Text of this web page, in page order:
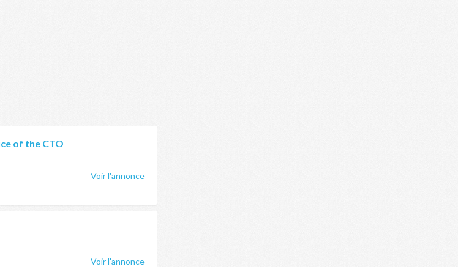
of the CTO
Voir l'annonce
Voir l'annonce